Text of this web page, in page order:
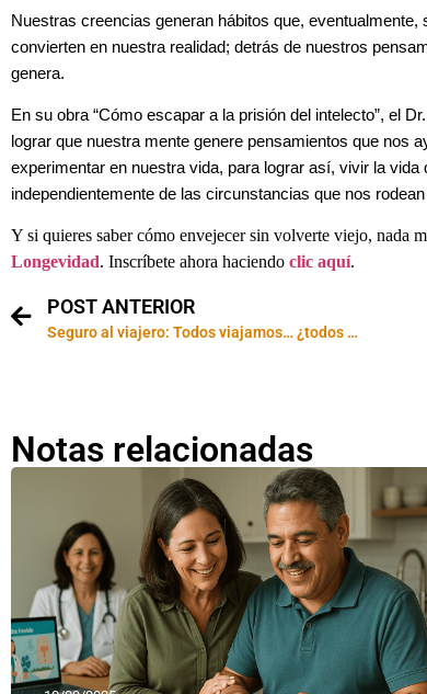
Nuestras creencias generan hábitos que,
convierten en nuestra realidad; detrás de nuestros
genera.
En su obra “Cómo escapar a la prisión del intelecto”, el
lograr que nuestra mente genere pensamientos que nos
experimentar en nuestra vida, para lograr así, vivir la vida
independientemente de las circunstancias que nos
Y si quieres saber cómo envejecer sin volverte viejo, nada
Longevidad. Inscríbete ahora haciendo clic aquí.
POST ANTERIOR
Seguro al viajero: Todos viajamos… ¿todos nos aseguramos??
Notas relacionadas